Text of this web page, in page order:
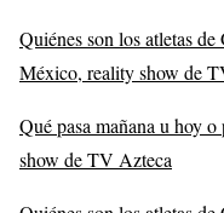
Quiénes son los atletas
México, reality show de
Qué pasa mañana u hoy
show de TV Azteca